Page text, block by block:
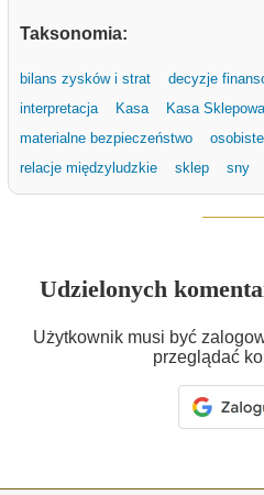
Taksonomia:
bilans zysków i strat decyzje
interpretacja
Kasa Kasa Sklepowa
materialne bezpieczeństwo
relacje międzyludzkie
sklep sny
Udzielonych
Użytkownik musi być
przeglądać